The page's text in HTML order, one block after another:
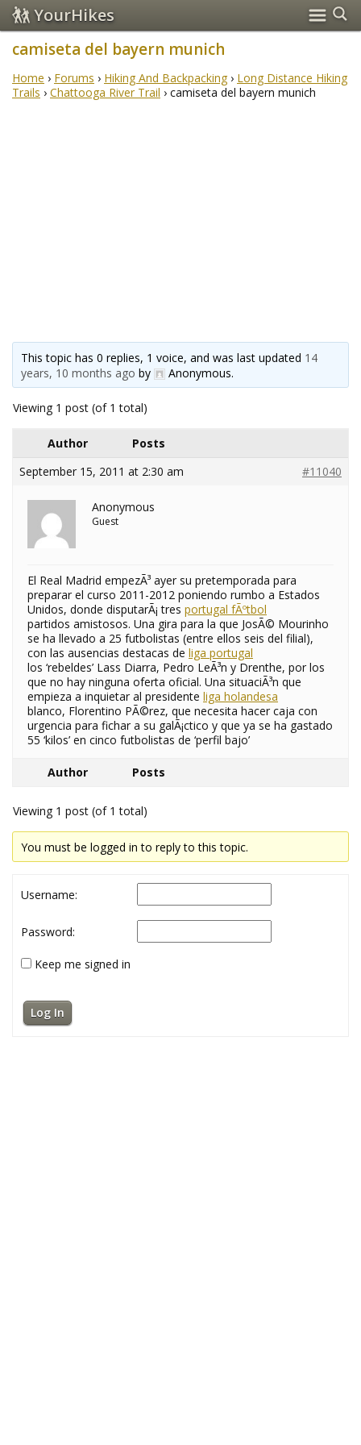
YourHikes
camiseta del bayern munich
Home › Forums › Hiking And Backpacking › Long Distance Hiking
Trails › Chattooga River Trail › camiseta del bayern munich
This topic has 0 replies, 1 voice, and was last updated 14
years, 10 months ago by Anonymous.
Viewing 1 post (of 1 total)
Author
Posts
September 15, 2011 at 2:30 am
#11040
Anonymous
Guest
El Real Madrid empezÃ³ ayer su pretemporada para
preparar el curso 2011-2012 poniendo rumbo a Estados
Unidos, donde disputarÃ¡ tres portugal fÃºtbol
partidos amistosos. Una gira para la que JosÃ© Mourinho
se ha llevado a 25 futbolistas (entre ellos seis del filial),
con las ausencias destacas de liga portugal
los ‘rebeldes’ Lass Diarra, Pedro LeÃ³n y Drenthe, por los
que no hay ninguna oferta oficial. Una situaciÃ³n que
empieza a inquietar al presidente liga holandesa
blanco, Florentino PÃ©rez, que necesita hacer caja con
urgencia para fichar a su galÃ¡ctico y que ya se ha gastado
55 ‘kilos’ en cinco futbolistas de ‘perfil bajo’
Author Posts
Viewing 1 post (of 1 total)
You must be logged in to reply to this topic.
Username:
Password:
Keep me signed in
Log In